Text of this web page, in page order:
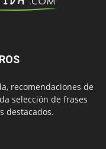
recomendaciones de
selección de frases
destacados.